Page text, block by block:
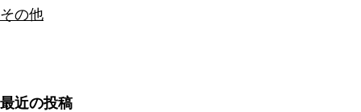
その他
最近の投稿